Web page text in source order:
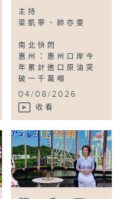
主持
梁凱寧、帥亦雯
南北快閃
惠州：惠州口岸今
年累計進口原油突
破一千萬噸
...
04/08/2026
收看